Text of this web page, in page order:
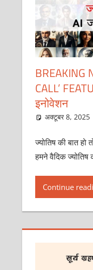
BREAKING
CALL’
इनोवेशन
अक्टूबर 8, 2025
ज्योतिष की बात
हमने वैदिक
Continue